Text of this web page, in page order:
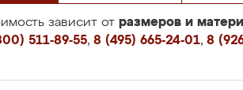
зависит от размеров и
511-89-55, 8 (495) 665-24-01, 8